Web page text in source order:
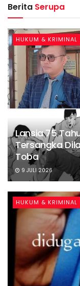
Berita Serupa
HUKUM & KRIMINAL
Lansia 75
Tersangka
Toba
9 JULI 2026
HUKUM & KRIMINAL